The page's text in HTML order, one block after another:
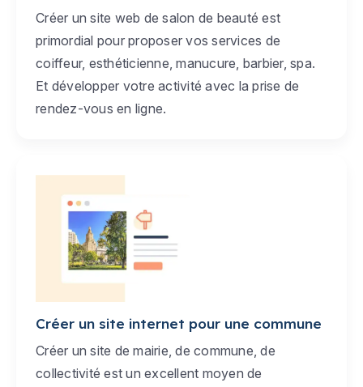
Créer un site web de salon de beauté est
primordial pour proposer vos services de
coiffeur, esthéticienne, manucure, barbier, spa.
Et développer votre activité avec la prise de
rendez-vous en ligne.
Créer un site internet pour une commune
Créer un site de mairie, de commune, de
collectivité est un excellent moyen de